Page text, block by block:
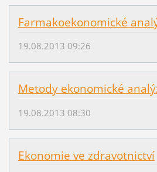
Farmakoekonomické
19.08.2013 09:26
Metody ekonomické
19.08.2013 08:30
Ekonomie ve zdravotnictví